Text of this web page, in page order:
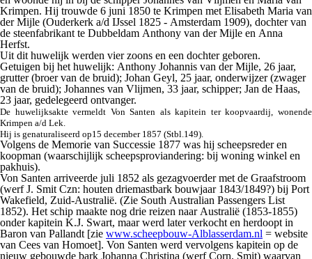
Krimpen. Hij trouwde 6 juni 1850 te Krimpen met Elisabeth Maria van
der Mijle (Ouderkerk a/d IJssel 1825 - Amsterdam 1909), dochter van
de steenfabrikant te Dubbeldam Anthony van der Mijle en Anna
Herfst.
Uit dit huwelijk werden vier zoons en een dochter geboren.
Getuigen bij het huwelijk: Anthony Johannis van der Mijle, 26 jaar,
grutter (broer van de bruid); Johan Geyl, 25 jaar, onderwijzer (zwager
van de bruid); Johannes van Vlijmen, 33 jaar, schipper; Jan de Haas,
23 jaar, gedelegeerd ontvanger.
De huwelijksakte vermeldt Von Santen als kapitein ter koopvaardij, wonende
Krimpen a/d Lek.
Hij is genaturaliseerd op15 december 1857 (Stbl.149).
Volgens de Memorie van Successie 1877 was hij scheepsreder en
koopman (waarschijlijk scheepsproviandering: bij woning winkel en
pakhuis).
Von Santen arriveerde juli 1852 als gezagvoerder met de Graafstroom
(werf J. Smit Czn: houten driemastbark bouwjaar 1843/1849?) bij Port
Wakefield, Zuid-Australië. (Zie South Australian Passengers List
1852). Het schip maakte nog drie reizen naar Australië (1853-1855)
onder kapitein K.J. Swart, maar werd later verkocht en herdoopt in
Baron van Pallandt [zie www.scheepbouw-Alblasserdam.nl = website
van Cees van Homoet]. Von Santen werd vervolgens kapitein op de
nieuw gebouwde bark Johanna Christina (werf Corn. Smit) waarvan